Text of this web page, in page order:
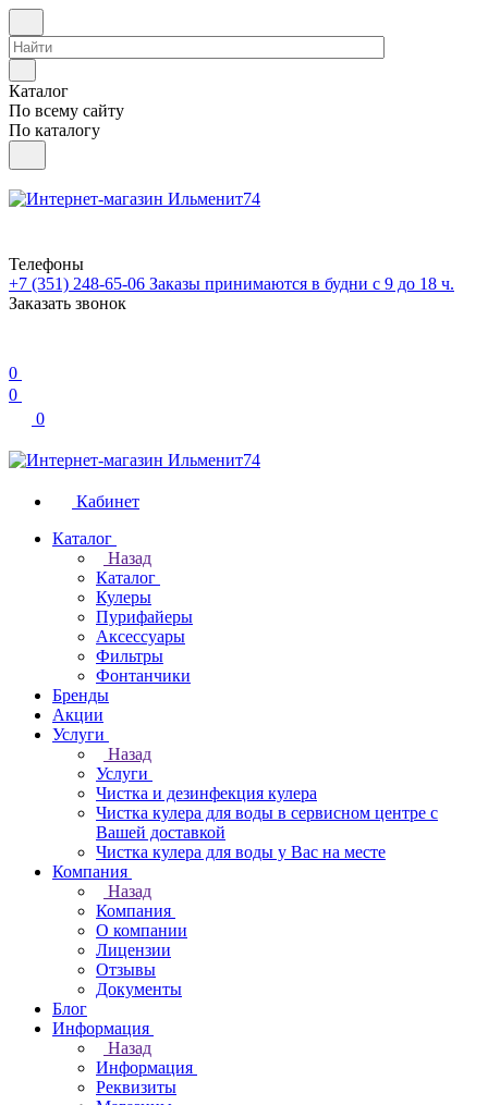
Каталог
По всему сайту
По каталогу
Телефоны
+7 (351) 248-65-06 Заказы принимаются в будни с 9 до 18 ч.
Заказать звонок
0
0
0
Кабинет
Каталог
Назад
Каталог
Кулеры
Пурифайеры
Аксессуары
Фильтры
Фонтанчики
Бренды
Акции
Услуги
Назад
Услуги
Чистка и дезинфекция кулера
Чистка кулера для воды в сервисном центре с
Вашей доставкой
Чистка кулера для воды у Вас на месте
Компания
Назад
Компания
О компании
Лицензии
Отзывы
Документы
Блог
Информация
Назад
Информация
Реквизиты